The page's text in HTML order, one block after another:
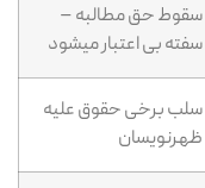
حق مطالبه –
بی اعتبار میشود
برخی حقوق علیه